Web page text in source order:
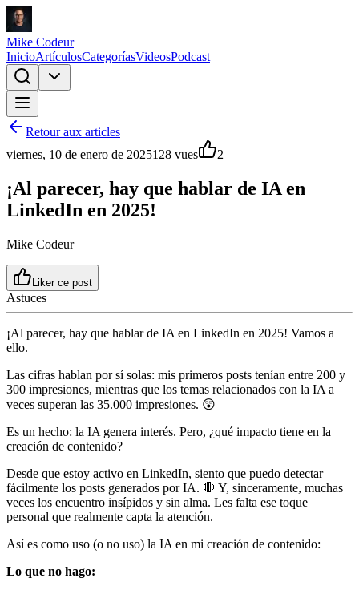
Mike Codeur
InicioArtículosCategoríasVideosPodcast
Retour aux articles
viernes, 10 de enero de 2025128 vues 2
¡Al parecer, hay que hablar de IA en
LinkedIn en 2025!
Mike Codeur
Liker ce post
Astuces
¡Al parecer, hay que hablar de IA en LinkedIn en 2025! Vamos a
ello.
Las cifras hablan por sí solas: mis primeros posts tenían entre 200 y
300 impresiones, mientras que los temas relacionados con la IA a
veces superan las 35.000 impresiones. 😲
Es un hecho: la IA genera interés. Pero, ¿qué impacto tiene en la
creación de contenido?
Desde que estoy activo en LinkedIn, siento que puedo detectar
fácilmente los posts generados por IA. 🛑 Y, sinceramente, muchas
veces los encuentro insípidos y sin alma. Les falta ese toque
personal que realmente capta la atención.
Así es como uso (o no uso) la IA en mi creación de contenido:
Lo que no hago: